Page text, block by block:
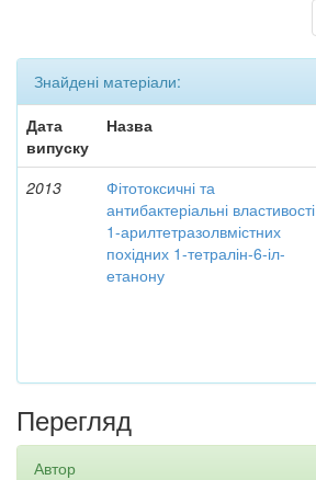
Знайдені матеріали:
Дата
випуску
Назва
2013
Фітотоксичні та
антибактеріальні властивості
1-арилтетразолвмістних
похідних 1-тетралін-6-іл-
етанону
Перегляд
Автор